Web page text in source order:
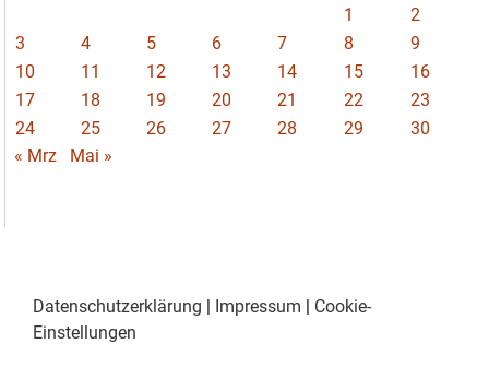
1
2
3
4 5 6 7 8
9
10
11 12 13 14 15
16
17
18 19 20 21 22
23
24
25 26 27 28 29
30
« Mrz
Mai »
Datenschutzerklärung | Impressum | Cookie-
Einstellungen